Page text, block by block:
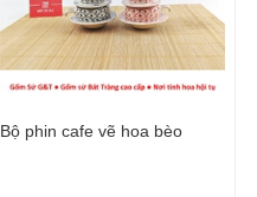
Bộ phin cafe vẽ hoa bèo